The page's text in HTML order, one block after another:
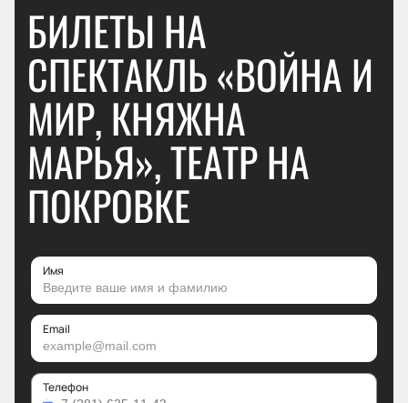
БИЛЕТЫ НА
СПЕКТАКЛЬ «ВОЙНА И
МИР, КНЯЖНА
МАРЬЯ», ТЕАТР НА
ПОКРОВКЕ
Имя
Email
Телефон